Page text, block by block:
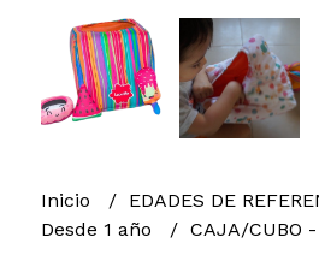
Inicio
EDADES DE
Desde 1 año
CAJA/CUBO